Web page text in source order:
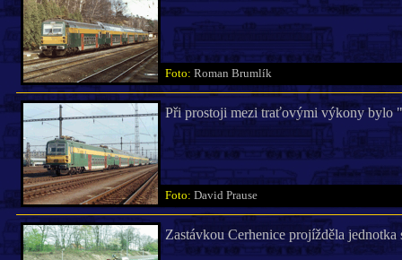
Foto: Roman Brumlík
Při prostoji mezi traťovými výkony bylo
Foto: David Prause
Zastávkou Cerhenice projížděla